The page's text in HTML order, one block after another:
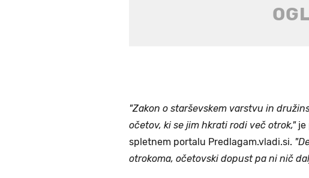
"Zakon o starševskem varstvu in
očetov, ki se jim hkrati rodi več otrok,"je
spletnem portalu Predlagam.vladi.si.
otrokoma, očetovski dopust pa ni nič